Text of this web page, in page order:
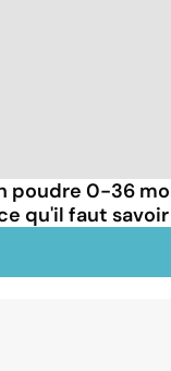
poudre 0-36
qu'il faut savoir